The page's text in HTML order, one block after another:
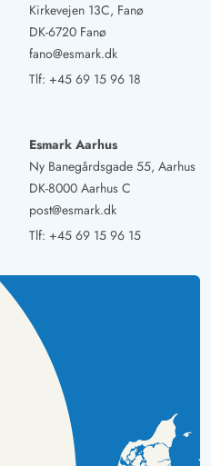
Kirkevejen 13C, Fanø
DK-6720 Fanø
fano@esmark.dk
Tlf: +45 69 15 96 18
Esmark Aarhus
Ny Banegårdsgade 55, Aarhus
DK-8000 Aarhus C
post@esmark.dk
Tlf: +45 69 15 96 15